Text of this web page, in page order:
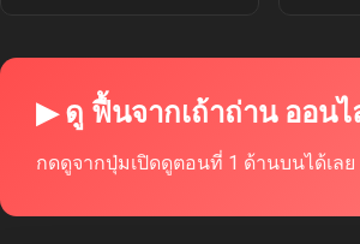
▶ ดู ฟื้นจากเถ้าถ่าน ออนไ
กดดูจากปุ่มเปิดดูตอนที่ 1 ด้านบนได้เลย